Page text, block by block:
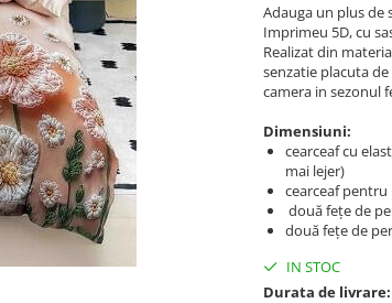
Adauga un plus de
Imprimeu 5D, cu
Realizat din
senzatie placuta
camera in sezonul
Dimensiuni:
cearceaf cu
mai lejer)
cearceaf pentru
două fețe de
două fețe de
IN STOC
Durata de livrare: